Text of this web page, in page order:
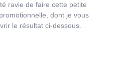
ravie de faire cette petite
dont je vous
le résultat ci-dessous.